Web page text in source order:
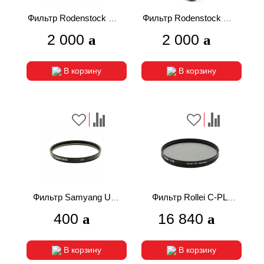
Фильтр Rodenstock HR
2 000
В корзину
Фильтр Rodenstock HR
2 000
В корзину
Фильтр Samyang UV
400
В корзину
Фильтр Rollei C-PL
[66742]
16 840
В корзину